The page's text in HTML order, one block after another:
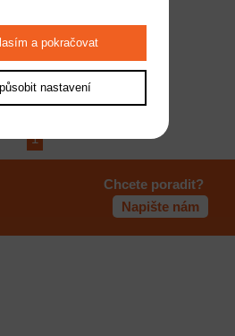
199 Kč
1
Chcete poradit?
Napište nám
a pokračovat
nastavení